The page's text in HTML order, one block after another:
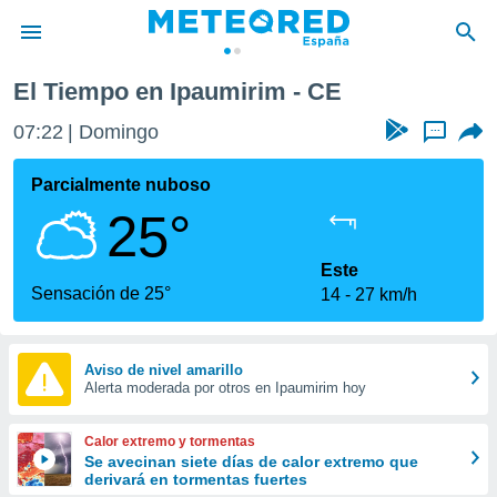
de
por
se
calidad.
a este
las
y
forma
digital
basada
El Tiempo en Ipaumirim - CE
07:22 Domingo ...
Parcialmente nuboso
25°
Sensación de 25°
Este
14
27 km/h
Aviso de nivel amarillo
Alerta moderada por otros en Ipaumirim hoy
Calor extremo y tormentas
Se avecinan siete días de calor extremo que
derivará en tormentas fuertes